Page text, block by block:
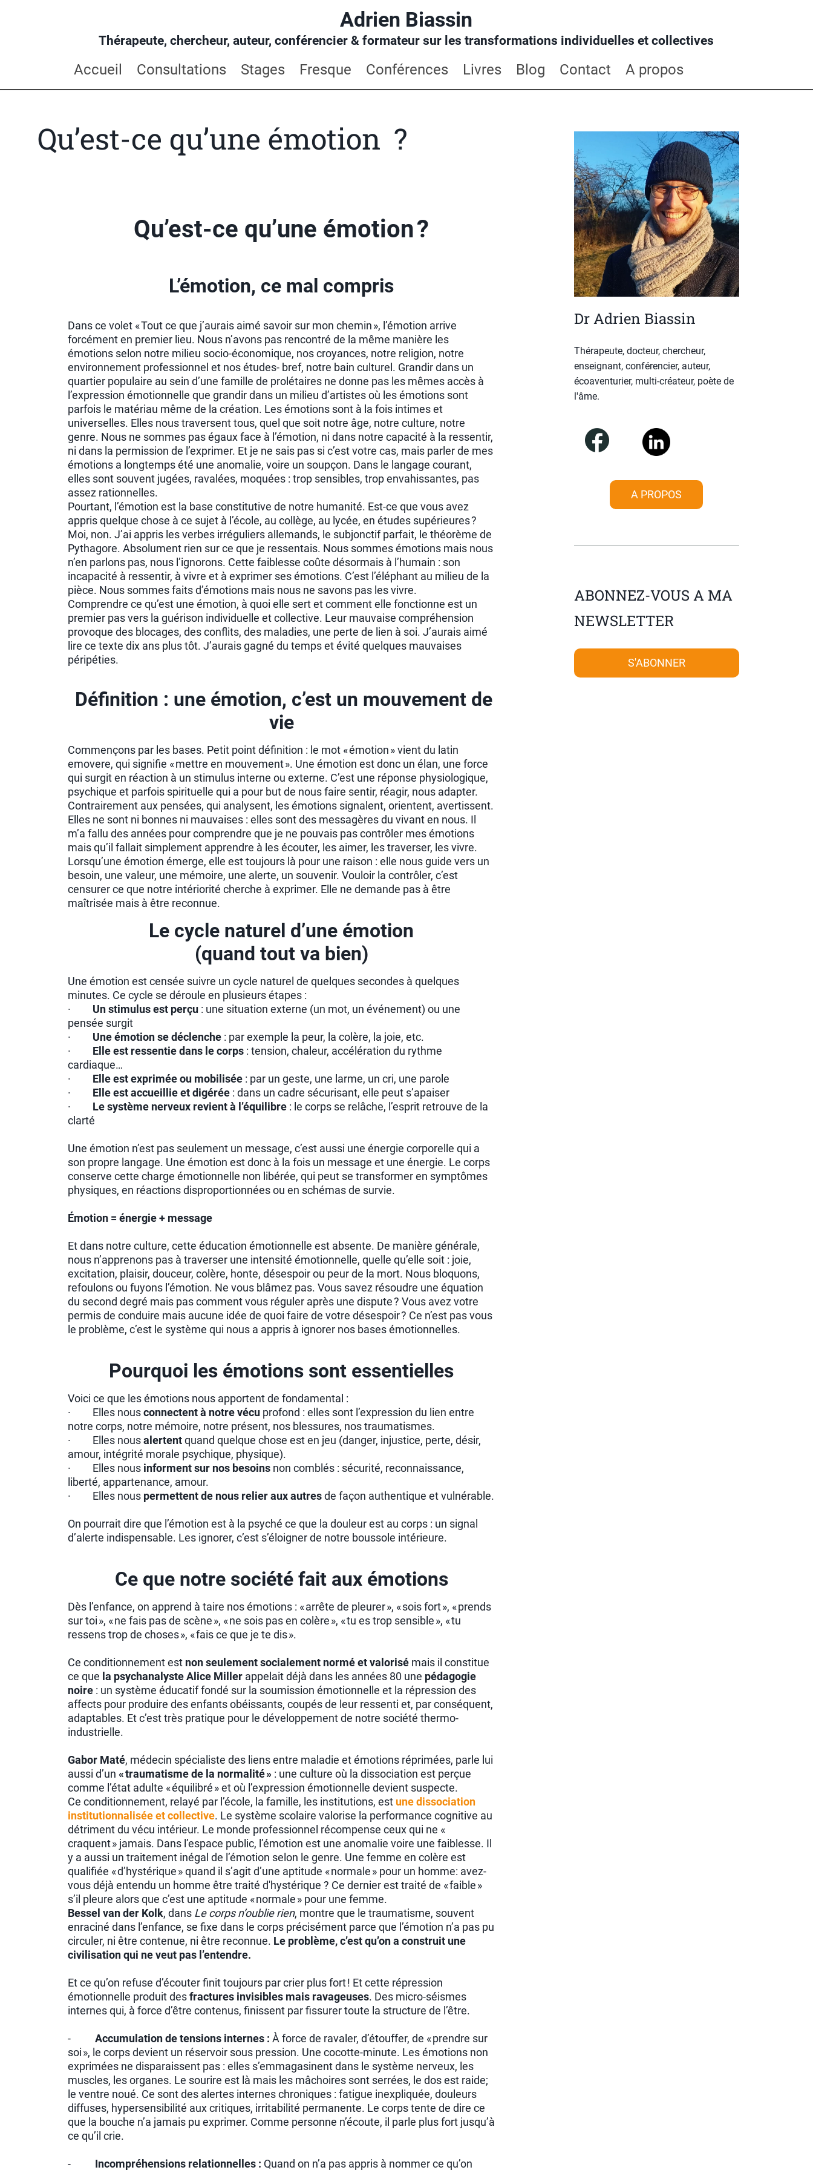
Adrien Biassin
Thérapeute, chercheur, auteur, conférencier & formateur sur les transformations individuelles et collectives
Accueil Consultations Stages Fresque Conférences Livres Blog Contact A propos
Qu’est-ce qu’une émotion ?
Qu’est-ce qu’une émotion ?
L’émotion, ce mal compris
Dans ce volet « Tout ce que j’aurais aimé savoir sur mon chemin », l’émotion arrive
forcément en premier lieu. Nous n’avons pas rencontré de la même manière les
émotions selon notre milieu socio-économique, nos croyances, notre religion, notre
environnement professionnel et nos études- bref, notre bain culturel. Grandir dans un
quartier populaire au sein d’une famille de prolétaires ne donne pas les mêmes accès à
l’expression émotionnelle que grandir dans un milieu d’artistes où les émotions sont
parfois le matériau même de la création. Les émotions sont à la fois intimes et
universelles. Elles nous traversent tous, quel que soit notre âge, notre culture, notre
genre. Nous ne sommes pas égaux face à l’émotion, ni dans notre capacité à la ressentir,
ni dans la permission de l’exprimer. Et je ne sais pas si c’est votre cas, mais parler de mes
émotions a longtemps été une anomalie, voire un soupçon. Dans le langage courant,
elles sont souvent jugées, ravalées, moquées : trop sensibles, trop envahissantes, pas
assez rationnelles.
Pourtant, l’émotion est la base constitutive de notre humanité. Est-ce que vous avez
appris quelque chose à ce sujet à l’école, au collège, au lycée, en études supérieures ?
Moi, non. J’ai appris les verbes irréguliers allemands, le subjonctif parfait, le théorème de
Pythagore. Absolument rien sur ce que je ressentais. Nous sommes émotions mais nous
n’en parlons pas, nous l’ignorons. Cette faiblesse coûte désormais à l’humain : son
incapacité à ressentir, à vivre et à exprimer ses émotions. C’est l’éléphant au milieu de la
pièce. Nous sommes faits d’émotions mais nous ne savons pas les vivre.
Comprendre ce qu’est une émotion, à quoi elle sert et comment elle fonctionne est un
premier pas vers la guérison individuelle et collective. Leur mauvaise compréhension
provoque des blocages, des conflits, des maladies, une perte de lien à soi. J’aurais aimé
lire ce texte dix ans plus tôt. J’aurais gagné du temps et évité quelques mauvaises
péripéties.
Définition : une émotion, c’est un mouvement de
vie
Commençons par les bases. Petit point définition : le mot « émotion » vient du latin
emovere, qui signifie « mettre en mouvement ». Une émotion est donc un élan, une force
qui surgit en réaction à un stimulus interne ou externe. C’est une réponse physiologique,
psychique et parfois spirituelle qui a pour but de nous faire sentir, réagir, nous adapter.
Contrairement aux pensées, qui analysent, les émotions signalent, orientent, avertissent.
Elles ne sont ni bonnes ni mauvaises : elles sont des messagères du vivant en nous. Il
m’a fallu des années pour comprendre que je ne pouvais pas contrôler mes émotions
mais qu’il fallait simplement apprendre à les écouter, les aimer, les traverser, les vivre.
Lorsqu’une émotion émerge, elle est toujours là pour une raison : elle nous guide vers un
besoin, une valeur, une mémoire, une alerte, un souvenir. Vouloir la contrôler, c’est
censurer ce que notre intériorité cherche à exprimer. Elle ne demande pas à être
maîtrisée mais à être reconnue.
Le cycle naturel d’une émotion
(quand tout va bien)
Une émotion est censée suivre un cycle naturel de quelques secondes à quelques
minutes. Ce cycle se déroule en plusieurs étapes :
· Un stimulus est perçu : une situation externe (un mot, un événement) ou une
pensée surgit
· Une émotion se déclenche : par exemple la peur, la colère, la joie, etc.
· Elle est ressentie dans le corps : tension, chaleur, accélération du rythme
cardiaque…
· Elle est exprimée ou mobilisée : par un geste, une larme, un cri, une parole
· Elle est accueillie et digérée : dans un cadre sécurisant, elle peut s’apaiser
· Le système nerveux revient à l’équilibre : le corps se relâche, l’esprit retrouve de la
clarté
Une émotion n’est pas seulement un message, c’est aussi une énergie corporelle qui a
son propre langage. Une émotion est donc à la fois un message et une énergie. Le corps
conserve cette charge émotionnelle non libérée, qui peut se transformer en symptômes
physiques, en réactions disproportionnées ou en schémas de survie.
Émotion = énergie + message
Et dans notre culture, cette éducation émotionnelle est absente. De manière générale,
nous n’apprenons pas à traverser une intensité émotionnelle, quelle qu’elle soit : joie,
excitation, plaisir, douceur, colère, honte, désespoir ou peur de la mort. Nous bloquons,
refoulons ou fuyons l’émotion. Ne vous blâmez pas. Vous savez résoudre une équation
du second degré mais pas comment vous réguler après une dispute ? Vous avez votre
permis de conduire mais aucune idée de quoi faire de votre désespoir ? Ce n’est pas vous
le problème, c’est le système qui nous a appris à ignorer nos bases émotionnelles.
Pourquoi les émotions sont essentielles
Voici ce que les émotions nous apportent de fondamental :
· Elles nousconnectent à notre vécu profond : elles sont l’expression du lien entre
notre corps, notre mémoire, notre présent, nos blessures, nos traumatismes.
· Elles nousalertentquand quelque chose est en jeu (danger, injustice, perte, désir,
amour, intégrité morale psychique, physique).
· Elles nous informent sur nos besoins non comblés : sécurité, reconnaissance,
liberté, appartenance, amour.
· Elles nous permettent de nous relier aux autresde façon authentique et vulnérable.
On pourrait dire que l’émotion est à la psyché ce que la douleur est au corps : un signal
d’alerte indispensable. Les ignorer, c’est s’éloigner de notre boussole intérieure.
Ce que notre société fait aux émotions
Dès l’enfance, on apprend à taire nos émotions : « arrête de pleurer », « sois fort », « prends
sur toi », « ne fais pas de scène », « ne sois pas en colère », « tu es trop sensible », « tu
ressens trop de choses », « fais ce que je te dis ».
Ce conditionnement est non seulement socialement normé et valorisé mais il constitue
ce que la psychanalyste Alice Miller appelait déjà dans les années 80 une pédagogie
noire : un système éducatif fondé sur la soumission émotionnelle et la répression des
affects pour produire des enfants obéissants, coupés de leur ressenti et, par conséquent,
adaptables. Et c’est très pratique pour le développement de notre société thermo-
industrielle.
Gabor Maté, médecin spécialiste des liens entre maladie et émotions réprimées, parle lui
aussi d’un « traumatisme de la normalité » : une culture où la dissociation est perçue
comme l’état adulte « équilibré » et où l’expression émotionnelle devient suspecte.
Ce conditionnement, relayé par l’école, la famille, les institutions, est une dissociation
institutionnalisée et collective. Le système scolaire valorise la performance cognitive au
détriment du vécu intérieur. Le monde professionnel récompense ceux qui ne «
craquent » jamais. Dans l’espace public, l’émotion est une anomalie voire une faiblesse. Il
y a aussi un traitement inégal de l’émotion selon le genre. Une femme en colère est
qualifiée « d’hystérique » quand il s’agit d’une aptitude « normale » pour un homme: avez-
vous déjà entendu un homme être traité d'hystérique ? Ce dernier est traité de « faible »
s’il pleure alors que c’est une aptitude « normale » pour une femme.
Bessel van der Kolk, dans Le corps n’oublie rien, montre que le traumatisme, souvent
enraciné dans l’enfance, se fixe dans le corps précisément parce que l’émotion n’a pas pu
circuler, ni être contenue, ni être reconnue. Le problème, c’est qu’on a construit une
civilisation qui ne veut pas l’entendre.
Et ce qu’on refuse d’écouter finit toujours par crier plus fort ! Et cette répression
émotionnelle produit desfractures invisibles mais ravageuses. Des micro-séismes
internes qui, à force d’être contenus, finissent par fissurer toute la structure de l’être.
- Accumulation de tensions internes : À force de ravaler, d’étouffer, de « prendre sur
soi », le corps devient un réservoir sous pression. Une cocotte-minute. Les émotions non
exprimées ne disparaissent pas : elles s’emmagasinent dans le système nerveux, les
muscles, les organes. Le sourire est là mais les mâchoires sont serrées, le dos est raide;
le ventre noué. Ce sont des alertes internes chroniques : fatigue inexpliquée, douleurs
diffuses, hypersensibilité aux critiques, irritabilité permanente. Le corps tente de dire ce
que la bouche n’a jamais pu exprimer. Comme personne n’écoute, il parle plus fort jusqu’à
ce qu’il crie.
- Incompréhensions relationnelles : Quand on n’a pas appris à nommer ce qu’on
Dr Adrien Biassin
Thérapeute, docteur, chercheur,
enseignant, conférencier, auteur,
écoaventurier, multi-créateur, poète de
l'âme.
A PROPOS
ABONNEZ-VOUS A MA
NEWSLETTER
S'ABONNER